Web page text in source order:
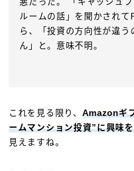
ルームの話」を聞かされ
ら、「投資の方向性が違
ん」と。意味不明。
これを見る限り、 Amazonギ
ームマンション投資”に興味
見えますね。